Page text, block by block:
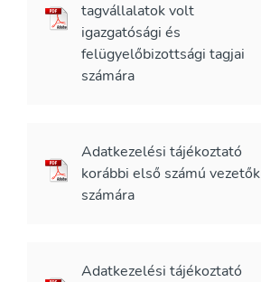
tagvállalatok volt
igazgatósági és
felügyelőbizottsági tagjai
számára
Adatkezelési tájékoztató
korábbi első számú vezetők
számára
Adatkezelési tájékoztató